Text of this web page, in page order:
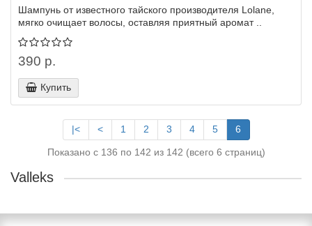
Шампунь от известного тайского производителя Lolane,
мягко очищает волосы, оставляя приятный аромат ..
390 р.
Купить
|< < 1 2 3 4 5 6
Показано с 136 по 142 из 142 (всего 6 страниц)
Valleks